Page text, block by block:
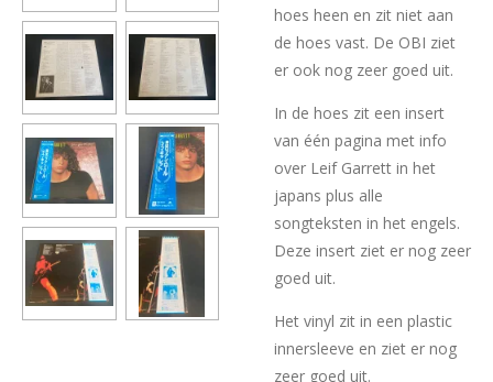
hoes heen en zit niet aan
de hoes vast. De OBI ziet
er ook nog zeer goed uit.
In de hoes zit een insert
van één pagina met info
over Leif Garrett in het
japans plus alle
songteksten in het engels.
Deze insert ziet er nog zeer
goed uit.
Het vinyl zit in een plastic
innersleeve en ziet er nog
zeer goed uit.